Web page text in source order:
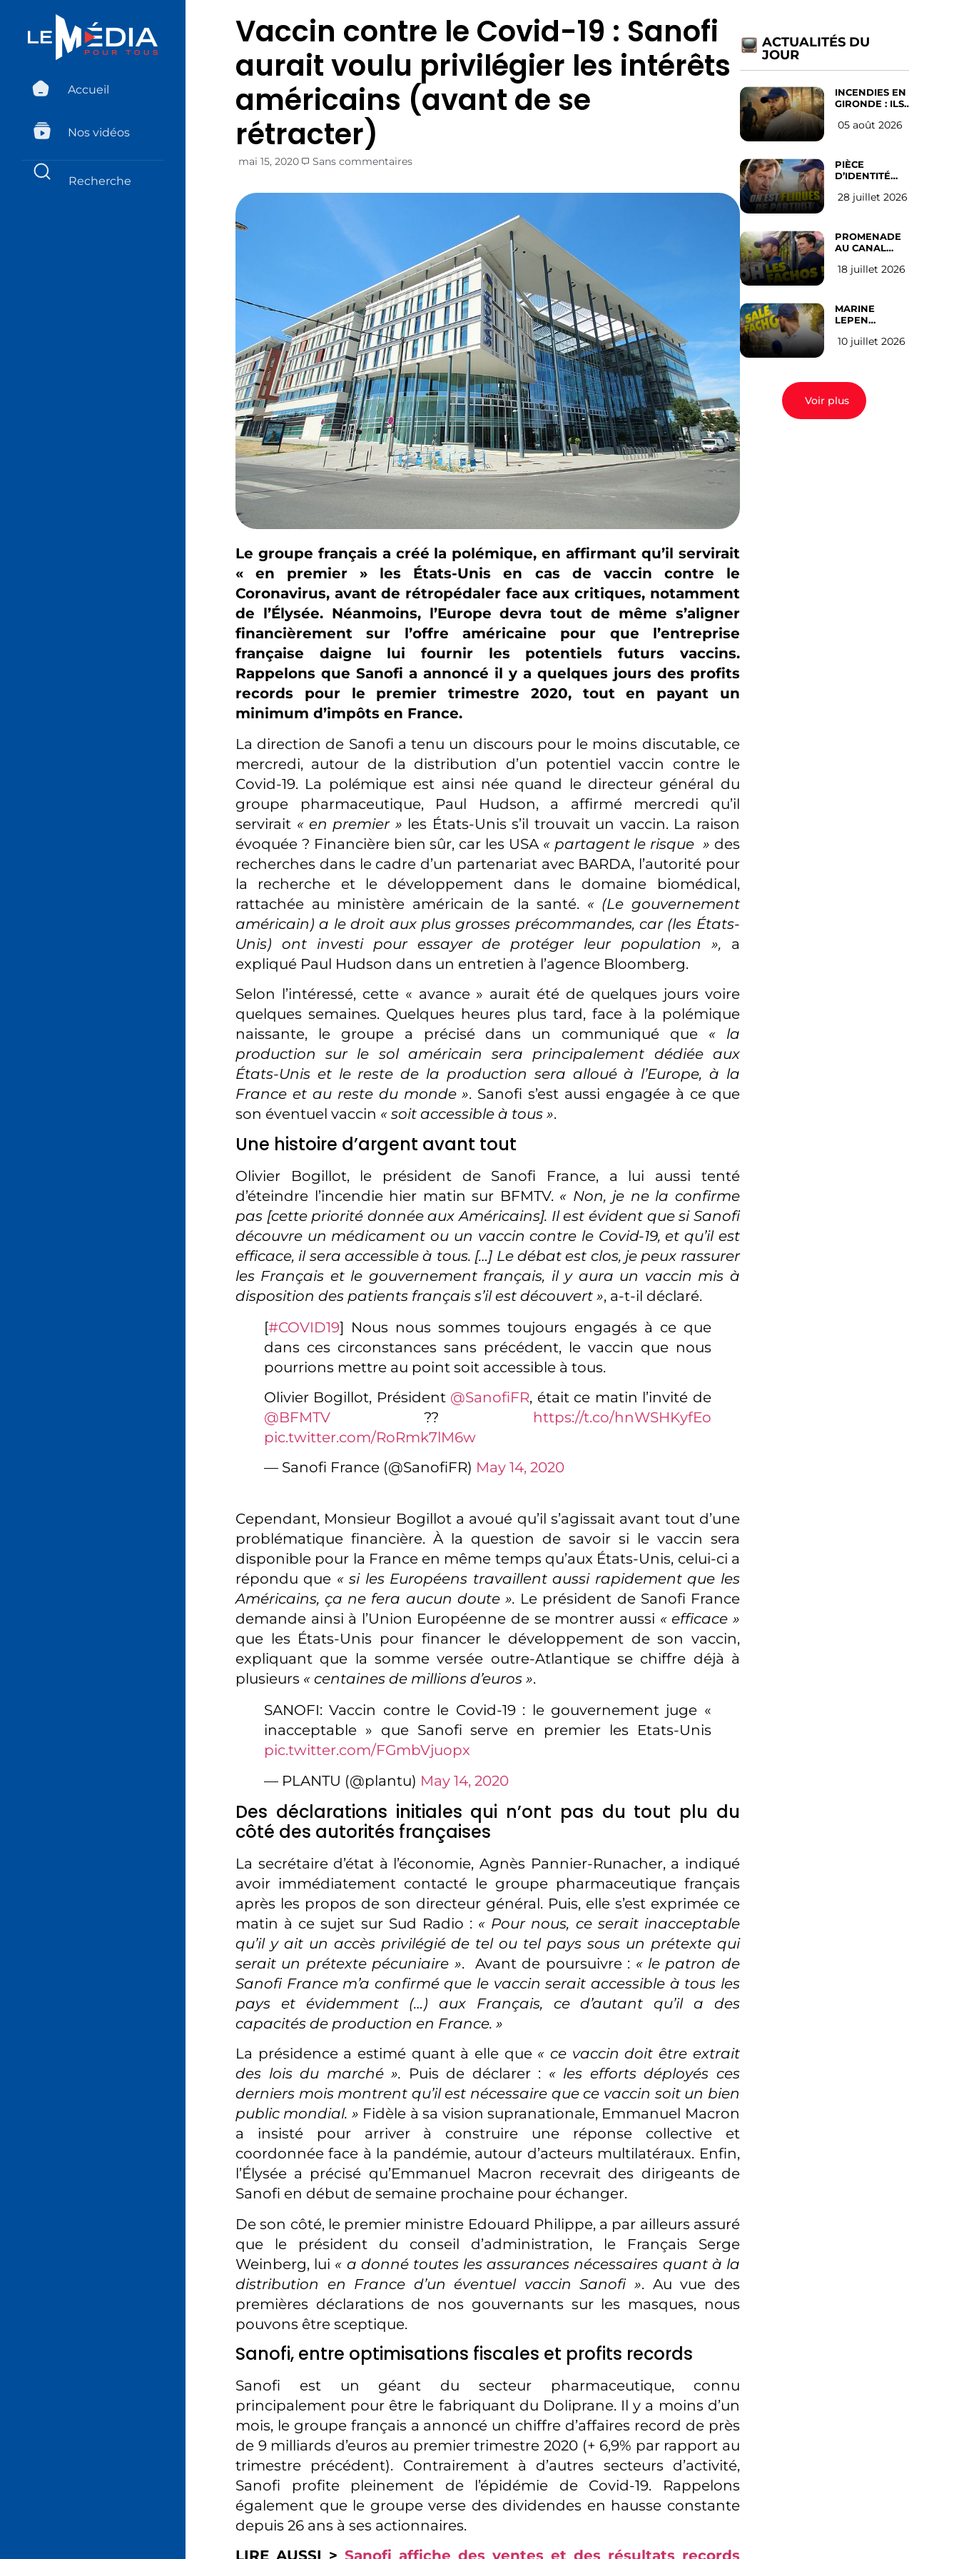
Accueil
Nos vidéos
Vaccin contre le Covid-19 : Sanofi
aurait voulu privilégier les intérêts
américains (avant de se
rétracter)
mai 15, 2020 Sans commentaires
Le groupe français a créé la polémique, en affirmant qu’il servirait
« en premier » les États-Unis en cas de vaccin contre le
Coronavirus, avant de rétropédaler face aux critiques, notamment
de l’Élysée. Néanmoins, l’Europe devra tout de même s’aligner
financièrement sur l’offre américaine pour que l’entreprise
française daigne lui fournir les potentiels futurs vaccins.
Rappelons que Sanofi a annoncé il y a quelques jours des profits
records pour le premier trimestre 2020, tout en payant un
minimum d’impôts en France.
La direction de Sanofi a tenu un discours pour le moins discutable, ce
mercredi, autour de la distribution d’un potentiel vaccin contre le
Covid-19. La polémique est ainsi née quand le directeur général du
groupe pharmaceutique, Paul Hudson, a affirmé mercredi qu’il
servirait « en premier » les États-Unis s’il trouvait un vaccin. La raison
évoquée ? Financière bien sûr, car les USA « partagent le risque » des
recherches dans le cadre d’un partenariat avec BARDA, l’autorité pour
la recherche et le développement dans le domaine biomédical,
rattachée au ministère américain de la santé. « (Le gouvernement
américain) a le droit aux plus grosses précommandes, car (les États-
Unis) ont investi pour essayer de protéger leur population », a
expliqué Paul Hudson dans un entretien à l’agence Bloomberg.
Selon l’intéressé, cette « avance » aurait été de quelques jours voire
quelques semaines. Quelques heures plus tard, face à la polémique
naissante, le groupe a précisé dans un communiqué que « la
production sur le sol américain sera principalement dédiée aux
États-Unis et le reste de la production sera alloué à l’Europe, à la
France et au reste du monde ». Sanofi s’est aussi engagée à ce que
son éventuel vaccin « soit accessible à tous ».
Une histoire d’argent avant tout
Olivier Bogillot, le président de Sanofi France, a lui aussi tenté
d’éteindre l’incendie hier matin sur BFMTV. « Non, je ne la confirme
pas [cette priorité donnée aux Américains]. Il est évident que si Sanofi
découvre un médicament ou un vaccin contre le Covid-19, et qu’il est
efficace, il sera accessible à tous. […] Le débat est clos, je peux rassurer
les Français et le gouvernement français, il y aura un vaccin mis à
disposition des patients français s’il est découvert », a-t-il déclaré.
[#COVID19] Nous nous sommes toujours engagés à ce que
dans ces circonstances sans précédent, le vaccin que nous
pourrions mettre au point soit accessible à tous.
Olivier Bogillot, Président @SanofiFR, était ce matin l’invité de
@BFMTV ?? https://t.co/hnWSHKyfEo
pic.twitter.com/RoRmk7lM6w
— Sanofi France (@SanofiFR) May 14, 2020
Cependant, Monsieur Bogillot a avoué qu’il s’agissait avant tout d’une
problématique financière. À la question de savoir si le vaccin sera
disponible pour la France en même temps qu’aux États-Unis, celui-ci a
répondu que « si les Européens travaillent aussi rapidement que les
Américains, ça ne fera aucun doute ». Le président de Sanofi France
demande ainsi à l’Union Européenne de se montrer aussi « efficace »
que les États-Unis pour financer le développement de son vaccin,
expliquant que la somme versée outre-Atlantique se chiffre déjà à
plusieurs « centaines de millions d’euros ».
SANOFI: Vaccin contre le Covid-19 : le gouvernement juge «
inacceptable » que Sanofi serve en premier les Etats-Unis
pic.twitter.com/FGmbVjuopx
— PLANTU (@plantu) May 14, 2020
Des déclarations initiales qui n’ont pas du tout plu du
côté des autorités françaises
La secrétaire d’état à l’économie, Agnès Pannier-Runacher, a indiqué
avoir immédiatement contacté le groupe pharmaceutique français
après les propos de son directeur général. Puis, elle s’est exprimée ce
matin à ce sujet sur Sud Radio : « Pour nous, ce serait inacceptable
qu’il y ait un accès privilégié de tel ou tel pays sous un prétexte qui
serait un prétexte pécuniaire ». Avant de poursuivre : « le patron de
Sanofi France m’a confirmé que le vaccin serait accessible à tous les
pays et évidemment (…) aux Français, ce d’autant qu’il a des
capacités de production en France. »
La présidence a estimé quant à elle que « ce vaccin doit être extrait
des lois du marché ». Puis de déclarer : « les efforts déployés ces
derniers mois montrent qu’il est nécessaire que ce vaccin soit un bien
public mondial. » Fidèle à sa vision supranationale, Emmanuel Macron
a insisté pour arriver à construire une réponse collective et
coordonnée face à la pandémie, autour d’acteurs multilatéraux. Enfin,
l’Élysée a précisé qu’Emmanuel Macron recevrait des dirigeants de
Sanofi en début de semaine prochaine pour échanger.
De son côté, le premier ministre Edouard Philippe, a par ailleurs assuré
que le président du conseil d’administration, le Français Serge
Weinberg, lui « a donné toutes les assurances nécessaires quant à la
distribution en France d’un éventuel vaccin Sanofi ». Au vue des
premières déclarations de nos gouvernants sur les masques, nous
pouvons être sceptique.
Sanofi, entre optimisations fiscales et profits records
Sanofi est un géant du secteur pharmaceutique, connu
principalement pour être le fabriquant du Doliprane. Il y a moins d’un
mois, le groupe français a annoncé un chiffre d’affaires record de près
de 9 milliards d’euros au premier trimestre 2020 (+ 6,9% par rapport au
trimestre précédent). Contrairement à d’autres secteurs d’activité,
Sanofi profite pleinement de l’épidémie de Covid-19. Rappelons
également que le groupe verse des dividendes en hausse constante
depuis 26 ans à ses actionnaires.
ACTUALITÉS DU
JOUR
INCENDIES EN
GIRONDE : ILS
D’ABANDONNER
05 août 2026
PIÈCE
D’IDENTITÉ
SUR LES
l’avis des
Français
28 juillet 2026
PROMENADE
AU CANAL
(les gauchistes
18 juillet 2026
MARINE
LEPEN
EN 2027 : l’avis
10 juillet 2026
Voir plus